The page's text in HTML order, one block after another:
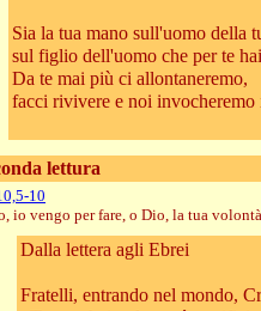
Sia la tua mano sull'uomo della
sul figlio dell'uomo che per te
Da te mai più ci allontaneremo,
facci rivivere e noi invocheremo
lettura
10
io vengo per fare, o Dio, la tua
Dalla lettera agli Ebrei
Fratelli, entrando nel mondo,